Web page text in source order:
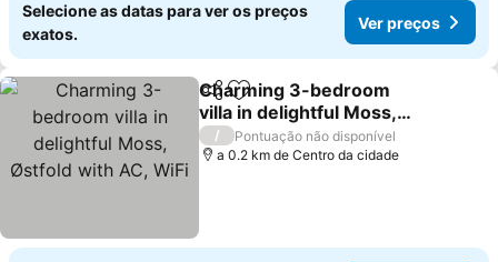
Selecione as datas para ver os preços
exatos.
Ver preços
PartilharAdicionar aos favoritos
Charming 3-bedroom
villa in delightful Moss,
Østfold with AC, WiFi
Ver preços
/
Pontuação não disponível
a 0.2 km de Centro da cidade